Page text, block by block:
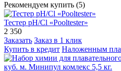
Рекомендуем купить (5)
Тестер pH/Cl «Pooltester»
2 350
Заказать Заказ в 1 клик
Купить в кредит Наложенным